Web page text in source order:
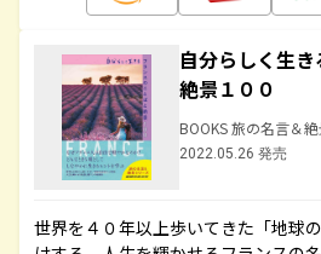
自分らしく生
絶景１００
BOOKS 旅の名言＆
2022.05.26 発売
世界を４０年以上歩いてきた「地球